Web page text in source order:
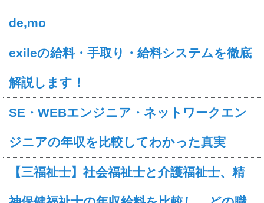
de,mo
exileの給料・手取り・給料システムを徹底
解説します！
SE・WEBエンジニア・ネットワークエン
ジニアの年収を比較してわかった真実
【三福祉士】社会福祉士と介護福祉士、精